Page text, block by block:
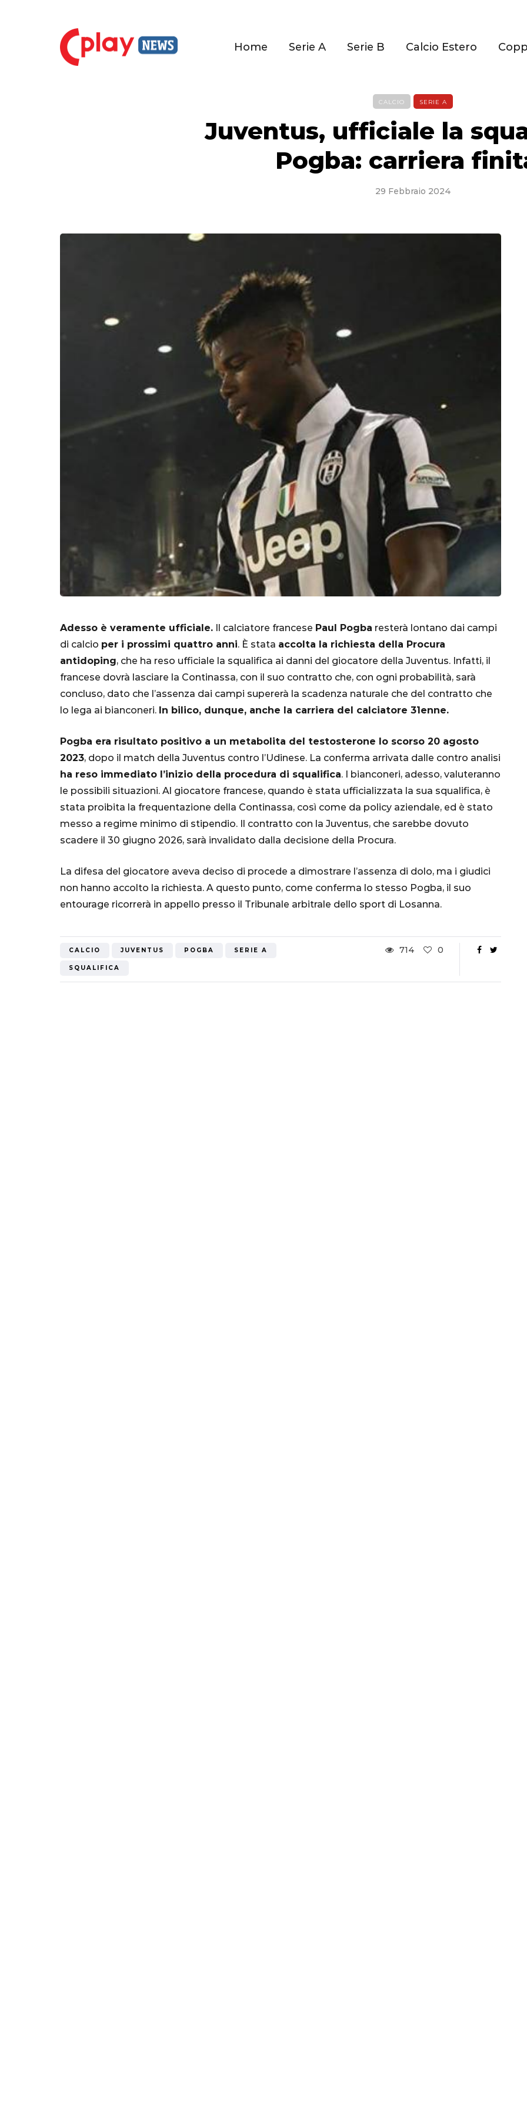
Home Serie A Serie B Calcio Estero
CALCIO SERIE A
Juventus, ufficiale la
Pogba: carriera
29 Febbraio 2024
Adesso è veramente ufficiale. Il calciatore francese Paul Pogba resterà lontano dai campi
di calcio per i prossimi quattro anni. È stata accolta la richiesta della Procura
antidoping, che ha reso ufficiale la squalifica ai danni del giocatore della Juventus. Infatti, il
francese dovrà lasciare la Continassa, con il suo contratto che, con ogni probabilità, sarà
concluso, dato che l’assenza dai campi supererà la scadenza naturale che del contratto che
lo lega ai bianconeri. In bilico, dunque, anche la carriera del calciatore 31enne.
Pogba era risultato positivo a un metabolita del testosterone lo scorso 20 agosto
2023, dopo il match della Juventus contro l’Udinese. La conferma arrivata dalle contro analisi
ha reso immediato l’inizio della procedura di squalifica. I bianconeri, adesso, valuteranno
le possibili situazioni. Al giocatore francese, quando è stata ufficializzata la sua squalifica, è
stata proibita la frequentazione della Continassa, così come da policy aziendale, ed è stato
messo a regime minimo di stipendio. Il contratto con la Juventus, che sarebbe dovuto
scadere il 30 giugno 2026, sarà invalidato dalla decisione della Procura.
La difesa del giocatore aveva deciso di procede a dimostrare l’assenza di dolo, ma i giudici
non hanno accolto la richiesta. A questo punto, come conferma lo stesso Pogba, il suo
entourage ricorrerà in appello presso il Tribunale arbitrale dello sport di Losanna.
CALCIO JUVENTUS POGBA SERIE A
SQUALIFICA
714 0
SERIE A
Lautaro Martinez,
parla l'agente:
"Bayern? Pensa
all'Inter e al
Mondiale"
5 Ottobre 2022
CALCIO MONDIALE QATAR
Qatar 2022, Brasile
già qualificato agli
Ottavi di Finale
1 Dicembre 2022